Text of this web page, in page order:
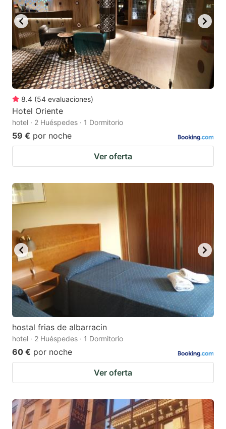
8.4 (54 evaluaciones)
Hotel Oriente
hotel · 2 Huéspedes · 1 Dormitorio
59 € por noche
Ver oferta
hostal frias de albarracin
hotel · 2 Huéspedes · 1 Dormitorio
60 € por noche
Ver oferta